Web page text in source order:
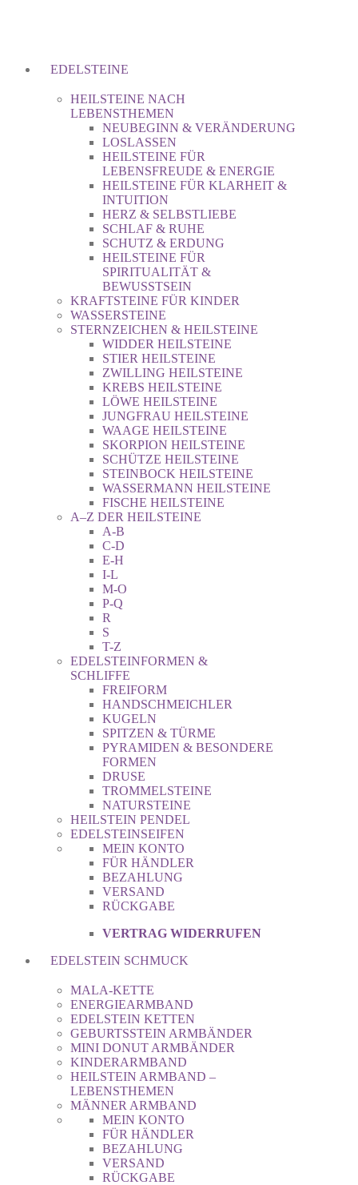
EDELSTEINE
HEILSTEINE NACH
LEBENSTHEMEN
NEUBEGINN & VERÄNDERUNG
LOSLASSEN
HEILSTEINE FÜR
LEBENSFREUDE & ENERGIE
HEILSTEINE FÜR KLARHEIT &
INTUITION
HERZ & SELBSTLIEBE
SCHLAF & RUHE
SCHUTZ & ERDUNG
HEILSTEINE FÜR
SPIRITUALITÄT &
BEWUSSTSEIN
KRAFTSTEINE FÜR KINDER
WASSERSTEINE
STERNZEICHEN & HEILSTEINE
WIDDER HEILSTEINE
STIER HEILSTEINE
ZWILLING HEILSTEINE
KREBS HEILSTEINE
LÖWE HEILSTEINE
JUNGFRAU HEILSTEINE
WAAGE HEILSTEINE
SKORPION HEILSTEINE
SCHÜTZE HEILSTEINE
STEINBOCK HEILSTEINE
WASSERMANN HEILSTEINE
FISCHE HEILSTEINE
A–Z DER HEILSTEINE
A-B
C-D
E-H
I-L
M-O
P-Q
R
S
T-Z
EDELSTEINFORMEN &
SCHLIFFE
FREIFORM
HANDSCHMEICHLER
KUGELN
SPITZEN & TÜRME
PYRAMIDEN & BESONDERE
FORMEN
DRUSE
TROMMELSTEINE
NATURSTEINE
HEILSTEIN PENDEL
EDELSTEINSEIFEN
MEIN KONTO
FÜR HÄNDLER
BEZAHLUNG
VERSAND
RÜCKGABE
VERTRAG WIDERRUFEN
EDELSTEIN SCHMUCK
MALA-KETTE
ENERGIEARMBAND
EDELSTEIN KETTEN
GEBURTSSTEIN ARMBÄNDER
MINI DONUT ARMBÄNDER
KINDERARMBAND
HEILSTEIN ARMBAND –
LEBENSTHEMEN
MÄNNER ARMBAND
MEIN KONTO
FÜR HÄNDLER
BEZAHLUNG
VERSAND
RÜCKGABE